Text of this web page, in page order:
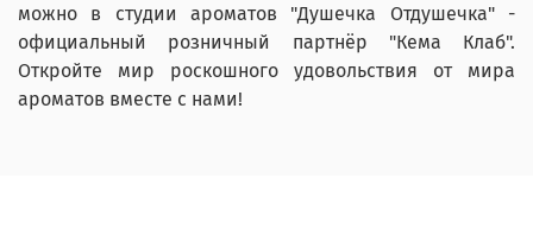
можно в студии ароматов "Душечка Отдушечка" -
официальный розничный партнёр "Кема Клаб".
Откройте мир роскошного удовольствия от мира
ароматов вместе с нами!